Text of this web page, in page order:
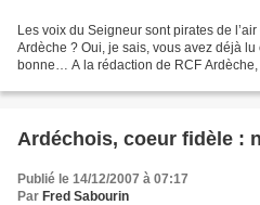
Les voix du Seigneur sont pirates de
Ardèche ? Oui, je sais, vous avez déjà
bonne… A la rédaction de RCF
Ardéchois, coeur fidèle :
Publié le 14/12/2007 à 07:17
Par Fred Sabourin